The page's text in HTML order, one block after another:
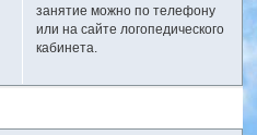
занятие можно по телефону
или на сайте логопедического
кабинета.